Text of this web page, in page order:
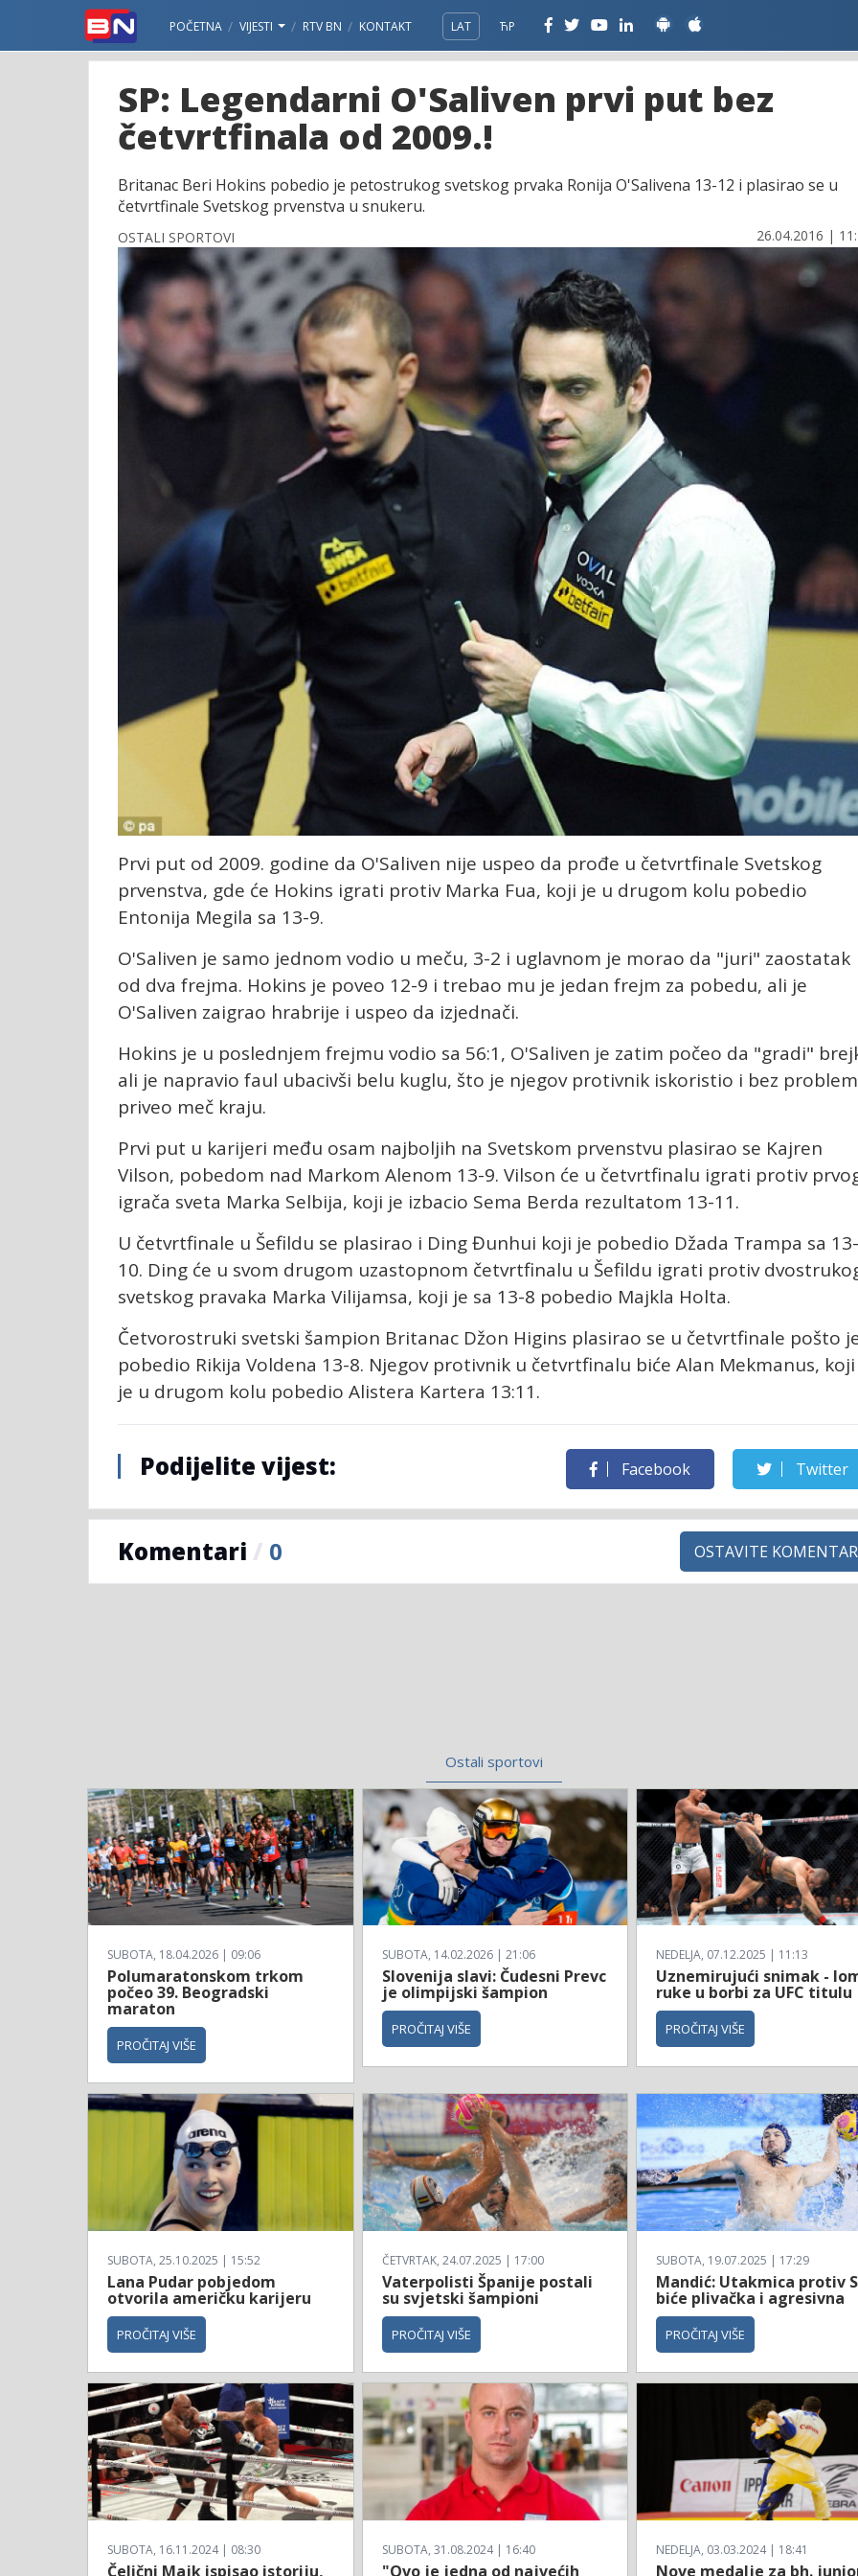
POČETNA VIJESTI RTV BN KONTAKT LAT ЋР
SP: Legendarni O'Saliven prvi put bez
četvrtfinala od 2009.!
Britanac Beri Hokins pobedio je petostrukog svetskog prvaka Ronija O'Salivena 13-12 i plasirao se u
četvrtfinale Svetskog prvenstva u snukeru.
OSTALI SPORTOVI 26.04.2016 |
Prvi put od 2009. godine da O'Saliven nije uspeo da prođe u četvrtfinale Svetskog
prvenstva, gde će Hokins igrati protiv Marka Fua, koji je u drugom kolu pobedio
Entonija Megila sa 13-9.
O'Saliven je samo jednom vodio u meču, 3-2 i uglavnom je morao da "juri" zaostatak
od dva frejma. Hokins je poveo 12-9 i trebao mu je jedan frejm za pobedu, ali je
O'Saliven zaigrao hrabrije i uspeo da izjednači.
Hokins je u poslednjem frejmu vodio sa 56:1, O'Saliven je zatim počeo da "gradi"
ali je napravio faul ubacivši belu kuglu, što je njegov protivnik iskoristio i bez
priveo meč kraju.
Prvi put u karijeri među osam najboljih na Svetskom prvenstvu plasirao se Kajren
Vilson, pobedom nad Markom Alenom 13-9. Vilson će u četvrtfinalu igrati protiv
igrača sveta Marka Selbija, koji je izbacio Sema Berda rezultatom 13-11.
U četvrtfinale u Šefildu se plasirao i Ding Đunhui koji je pobedio Džada Trampa sa 13-
10. Ding će u svom drugom uzastopnom četvrtfinalu u Šefildu igrati protiv
svetskog pravaka Marka Vilijamsa, koji je sa 13-8 pobedio Majkla Holta.
Četvorostruki svetski šampion Britanac Džon Higins plasirao se u četvrtfinale pošto
pobedio Rikija Voldena 13-8. Njegov protivnik u četvrtfinalu biće Alan Mekmanus, koji
je u drugom kolu pobedio Alistera Kartera 13:11.
Podijelite vijest: Facebook Twitter
Komentari / 0 OSTAVITE KOMENTAR
Ostali sportovi
SUBOTA, 18.04.2026 | 09:06
Polumaratonskom trkom
počeo 39. Beogradski
maraton
PROČITAJ VIŠE
SUBOTA, 14.02.2026 | 21:06
Slovenija slavi: Čudesni Prevc
je olimpijski šampion
PROČITAJ VIŠE
NEDELJA, 07.12.2025 | 11:13
Uznemirujući snimak -
ruke u borbi za UFC titulu
PROČITAJ VIŠE
SUBOTA, 25.10.2025 | 15:52
Lana Pudar pobjedom
otvorila američku karijeru
PROČITAJ VIŠE
ČETVRTAK, 24.07.2025 | 17:00
Vaterpolisti Španije postali
su svjetski šampioni
PROČITAJ VIŠE
SUBOTA, 19.07.2025 | 17:29
Mandić: Utakmica protiv
biće plivačka i agresivna
PROČITAJ VIŠE
SUBOTA, 16.11.2024 | 08:30
Čelični Majk ispisao istoriju,
SUBOTA, 31.08.2024 | 16:40
"Ovo je jedna od najvećih
NEDELJA, 03.03.2024 | 18:41
Nove medalje za bh.